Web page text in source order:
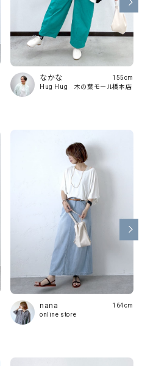
なかな
Hug Hug 木の葉モール橋本店
155cm
nana
online store
164cm